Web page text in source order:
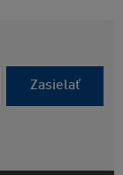
Zasielať